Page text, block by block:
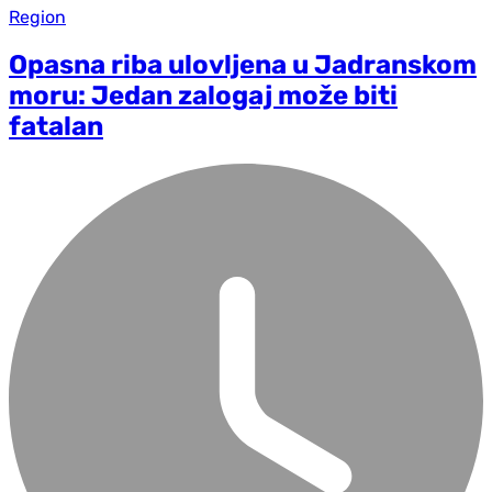
Region
Opasna riba ulovljena u Jadranskom
moru: Jedan zalogaj može biti
fatalan